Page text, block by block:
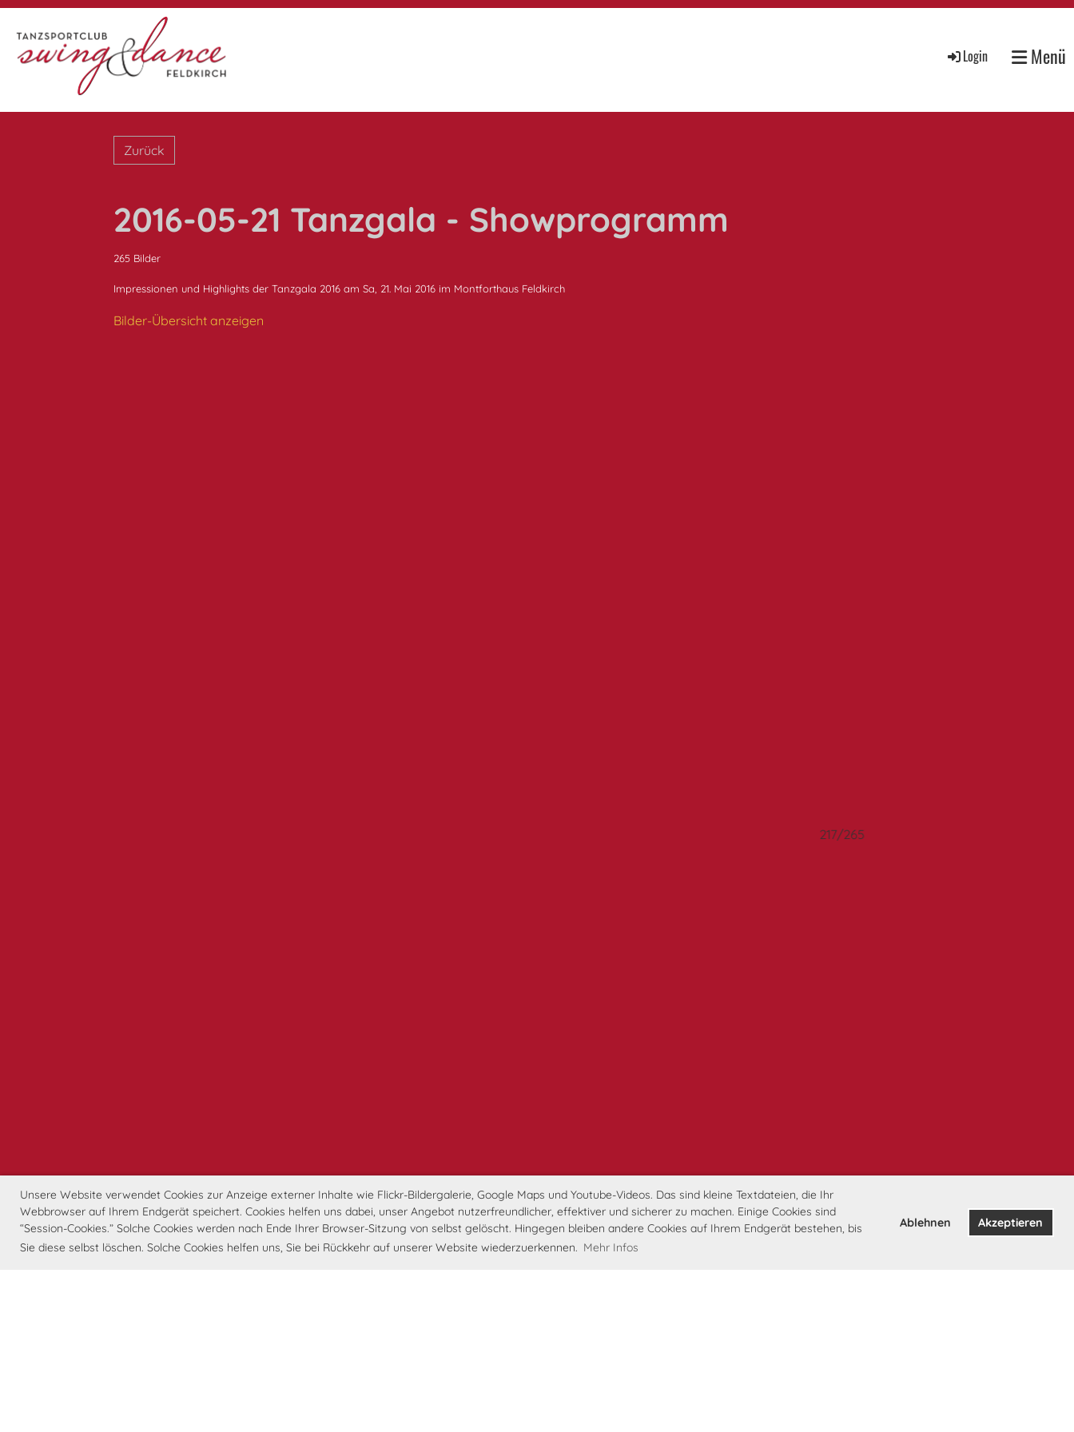
Unsere Website verwendet Cookies zur Anzeige externer Inhalte wie Flickr-Bildergalerie, Google Maps und Youtube-Videos. Das sind kleine Textdateien, die Ihr
Webbrowser auf Ihrem Endgerät speichert. Cookies helfen uns dabei, unser Angebot nutzerfreundlicher, effektiver und sicherer zu machen. Einige Cookies sind
“Session-Cookies.” Solche Cookies werden nach Ende Ihrer Browser-Sitzung von selbst gelöscht. Hingegen bleiben andere Cookies auf Ihrem Endgerät bestehen, bis
Sie diese selbst löschen. Solche Cookies helfen uns, Sie bei Rückkehr auf unserer Website wiederzuerkennen. Mehr Infos
Ablehnen Akzeptieren
Login Menü
Zurück
2016-05-21 Tanzgala - Showprogramm
265 Bilder
Impressionen und Highlights der Tanzgala 2016 am Sa, 21. Mai 2016 im Montforthaus Feldkirch
Bilder-Übersicht anzeigen